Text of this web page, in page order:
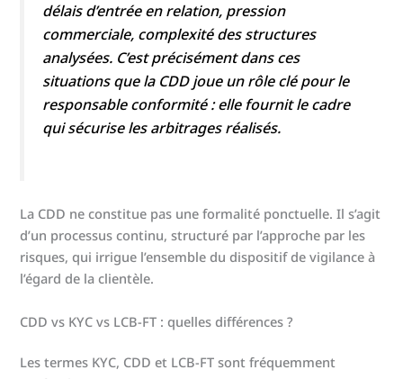
délais d’entrée en relation, pression
commerciale, complexité des structures
analysées. C’est précisément dans ces
situations que la CDD joue un rôle clé pour le
responsable conformité : elle fournit le cadre
qui sécurise les arbitrages réalisés.
La CDD ne constitue pas une formalité ponctuelle. Il s’agit
d’un processus continu, structuré par l’approche par les
risques, qui irrigue l’ensemble du dispositif de vigilance à
l’égard de la clientèle.
CDD vs KYC vs LCB-FT : quelles différences ?
Les termes KYC, CDD et LCB-FT sont fréquemment